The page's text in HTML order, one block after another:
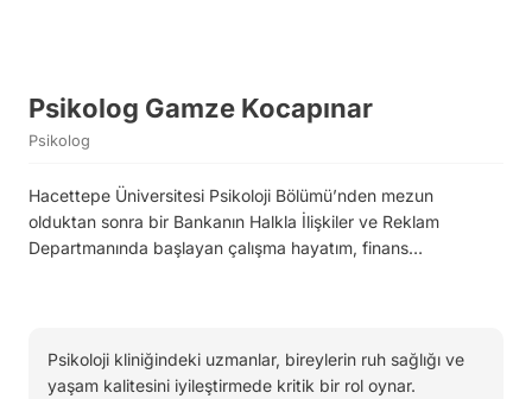
Psikolog Gamze Kocapınar
Psikolog
Hacettepe Üniversitesi Psikoloji Bölümü’nden mezun
olduktan sonra bir Bankanın Halkla İlişkiler ve Reklam
Departmanında başlayan çalışma hayatım, finans…
Psikoloji kliniğindeki uzmanlar, bireylerin ruh sağlığı ve
yaşam kalitesini iyileştirmede kritik bir rol oynar.